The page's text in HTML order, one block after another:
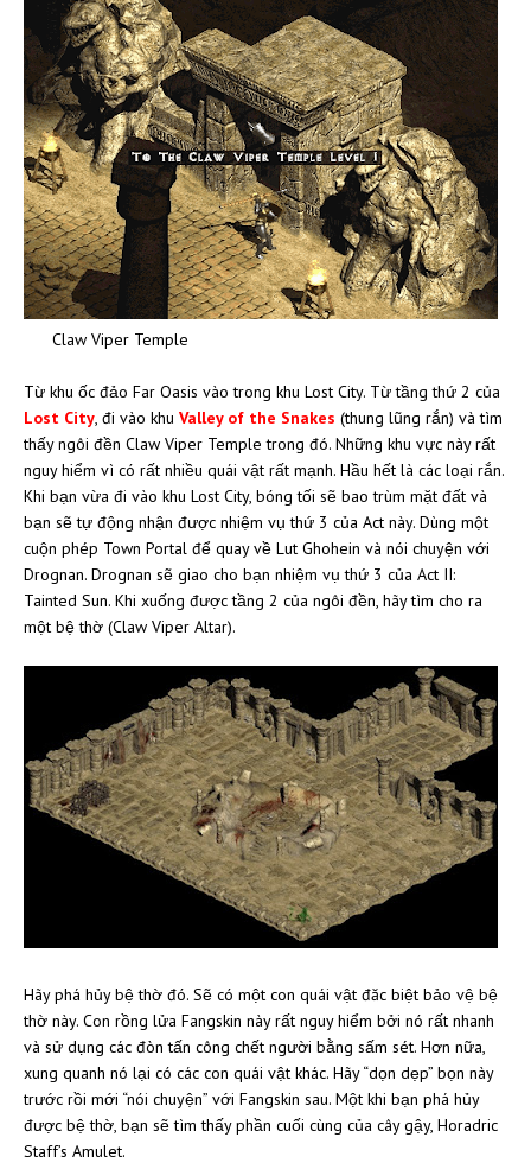
Claw Viper Temple
Từ khu ốc đảo Far Oasis vào trong khu Lost City. Từ tầng thứ 2 của
Lost City, đi vào khu Valley of the Snakes (thung lũng rắn) và tìm
thấy ngôi đền Claw Viper Temple trong đó. Những khu vực này rất
nguy hiểm vì có rất nhiều quái vật rất mạnh. Hầu hết là các loại rắn.
Khi bạn vừa đi vào khu Lost City, bóng tối sẽ bao trùm mặt đất và
bạn sẽ tự động nhận được nhiệm vụ thứ 3 của Act này. Dùng một
cuộn phép Town Portal để quay về Lut Ghohein và nói chuyện với
Drognan. Drognan sẽ giao cho bạn nhiệm vụ thứ 3 của Act II:
Tainted Sun. Khi xuống được tầng 2 của ngôi đền, hãy tìm cho ra
một bệ thờ (Claw Viper Altar).
Hãy phá hủy bệ thờ đó. Sẽ có một con quái vật đăc biệt bảo vệ bệ
thờ này. Con rồng lửa Fangskin này rất nguy hiểm bởi nó rất nhanh
và sử dụng các đòn tấn công chết người bằng sấm sét. Hơn nữa,
xung quanh nó lại có các con quái vật khác. Hãy “dọn dẹp” bọn này
trước rồi mới “nói chuyện” với Fangskin sau. Một khi bạn phá hủy
được bệ thờ, bạn sẽ tìm thấy phần cuối cùng của cây gậy, Horadric
Staff’s Amulet.